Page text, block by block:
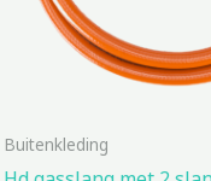
Buitenkleding